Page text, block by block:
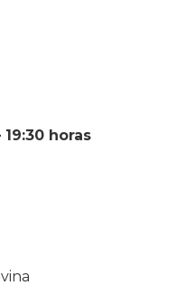
horas